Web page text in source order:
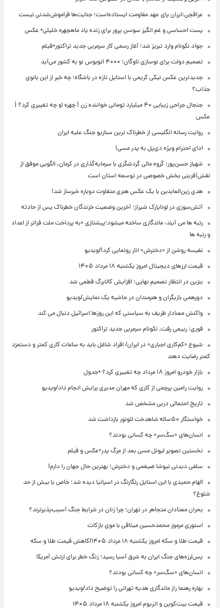
عراقچی:ایران پای عهد مقاومت ایستاده‌است؛ جنایت‌ها فراموش‌شدنی نیست
پست احساسی و غم انگیز سوسن پرور برای زنده یاد ماهچهره خلیلی+ عکس
جواد نکونام وارد تبریز شد؛ آغاز رسمی کار سرمربی جدید تراکتور+فیلم
تصمیم دولت برای نوسازی ناوگان؛ ۴۰۰۰ اتوبوس نو به کشور می‌آید
جدیدترین عکس نیکی کریمی با استایل تازه در باشگاه؛ چه خبر از این بانوی
جذاب؟
جنجال جراحی زیبایی ۴۰ میلیارد تومانی خواننده زن | چهره او چه تغییری کرد؟ |
عکس
روایت رسانه انگلیسی از خطرناک ترین سناریو جنگ علیه ایران
ادای احترام ویژه دی‌پل به پدر مسی!
شهباز حسن‌پور: گروه مالی گردشگری با سرمایه‌گذاری در کرمان، الگویی موفق از
نقش‌آفرینی بخش خصوصی در توسعه استان است
هدی زین‌العابدین با یک عکس هنری متفاوت دوباره خبرساز شد!
آتش‌سوزی در لوناپارک شیراز؛ آخرین وضعیت خزندگان خطرناک پس از حادثه
رتبه ها می آیند، ماندگاری ساخته میشود؛پیشتازی «به پرداخت ملت فراتر از اعداد
و رتبه ها
نفیسه روشن از «دخترش» انار رونمایی کرد!/ویدیو
قیمت ارزهای دیجیتال امروز یکشنبه ۱۸ مرداد ۱۴۰۵
بنزین در انتظار تصمیم نهایی؛ افزایش کالابرگ قطعی شد
دورهمی بازیگران و هنرمندان در حاشیه یک نمایش/ویدیو
واکنش معنادار ظریف به سیاستی که این روزها اسرائیل دنبال می کند
فوری: ربیعی رفت، نکونام سرمربی جدید تراکتور
شیوع «کم‌کاری اجباری» در ایران/ افراد شاغل باید به ساعات کاری کمتر و دستمزد
کمتر رضایت دهند
بازار خودرو امروز ۱۸ مرداد چه تغییری کرد؟ +جدول
روایت رامین پرچمی از کاری که مهران مدیری برایش انجام داد/ویدیو
تاریخ احتمالی دربی مشخص شد
خواستگار ۵۰ساله شاهدخت لئونور بازداشت شد
انسان‌های «سگ‌سر» چه کسانی بودند؟
نخستین تصویر لیونل مسی بعد از مرگ پدر+عکس و فیلم
سلفی دیدنی نیوشا ضیغمی و دخترش؛ بهترین حال جهان را دارم!
الهام حمیدی با این استایل رنگارنگ در اسپانیا دیده شد؛ خاص یا بیش از حد
شلوغ؟
بحران معتادان متجاهر در تهران؛ چرا زنان در شرایط جنگ آسیب‌پذیرترند؟
استوری مرموز محمدحسین میثاقی با موی بازکات
قیمت طلا و سکه امروز یکشنبه ۱۸ مرداد ۱۴۰۵/کاهش قیمت طلا و سکه
پس‌لرزه‌های جنگ ایران به شرق آسیا رسید؛ زنگ خطر برای ارتش آمریکا
انسان‌های «سگ‌سر» چه کسانی بودند؟
بهاره رهنما راز ماندگاری هدیه تهرانی را توضیح داد/ویدیو
قیمت بیت‌کوین و اتریوم امروز یکشنبه ۱۸ مرداد ۱۴۰۵